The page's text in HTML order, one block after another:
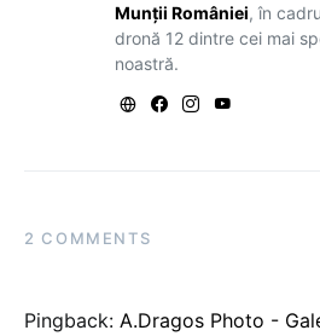
Munții României, în
dronă 12 dintre cei mai
noastră.
2 COMMENTS
Pingback: A.Dragos Photo -